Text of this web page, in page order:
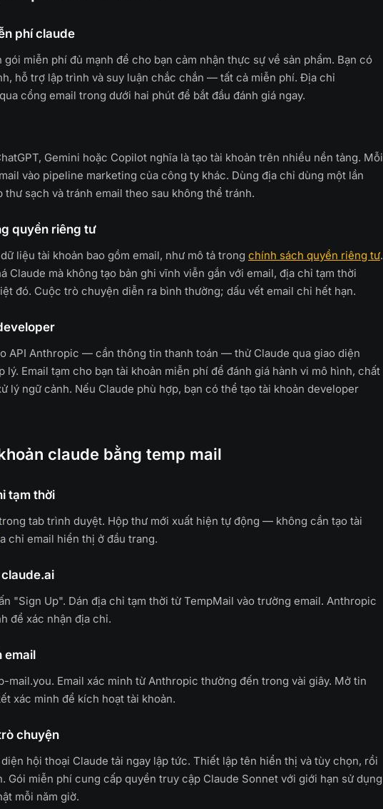
phí claude
gói miễn phí đủ mạnh để cho bạn cảm nhận thực sự về sản phẩm. Bạn có
hỗ trợ lập trình và suy luận chắc chắn — tất cả miễn phí. Địa chỉ
cổng email trong dưới hai phút để bắt đầu đánh giá ngay.
Gemini hoặc Copilot nghĩa là tạo tài khoản trên nhiều nền tảng. Mỗi
vào pipeline marketing của công ty khác. Dùng địa chỉ dùng một lần
thư sạch và tránh email theo sau không thể tránh.
quyền riêng tư
liệu tài khoản bao gồm email, như mô tả trong chính sách quyền riêng tư.
Claude mà không tạo bản ghi vĩnh viễn gắn với email, địa chỉ tạm thời
đó. Cuộc trò chuyện diễn ra bình thường; dấu vết email chỉ hết hạn.
API Anthropic — cần thông tin thanh toán — thử Claude qua giao diện
lý. Email tạm cho bạn tài khoản miễn phí để đánh giá hành vi mô hình, chất
lý ngữ cảnh. Nếu Claude phù hợp, bạn có thể tạo tài khoản developer
claude bằng temp mail
tạm thời
tab trình duyệt. Hộp thư mới xuất hiện tự động — không cần tạo tài
chỉ email hiển thị ở đầu trang.
"Sign Up". Dán địa chỉ tạm thời từ TempMail vào trường email. Anthropic
để xác nhận địa chỉ.
email
mail.you. Email xác minh từ Anthropic thường đến trong vài giây. Mở tin
xác minh để kích hoạt tài khoản.
chuyện
hội thoại Claude tải ngay lập tức. Thiết lập tên hiển thị và tùy chọn, rồi
Gói miễn phí cung cấp quyền truy cập Claude Sonnet với giới hạn sử dụng
mỗi năm giờ.